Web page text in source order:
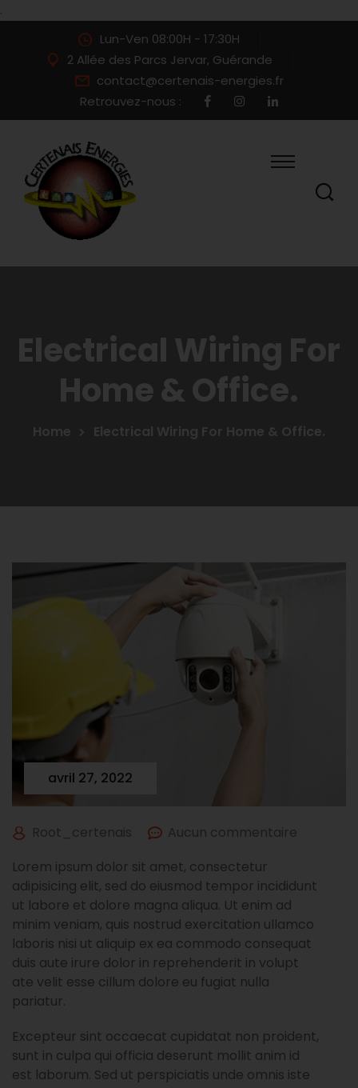
.
Lun-Ven 08:00H - 17:30H
2 Allée des Parcs Jervar, Guérande
contact@certenais-energies.fr
Retrouvez-nous :
Electrical Wiring For
Home & Office.
Home Electrical Wiring For Home & Office.
avril 27, 2022
Root_certenais
Aucun commentaire
Lorem ipsum dolor sit amet, consectetur
adipisicing elit, sed do eiusmod tempor incididunt
ut labore et dolore magna aliqua. Ut enim ad
minim veniam, quis nostrud exercitation ullamco
laboris nisi ut aliquip ex ea commodo consequat
duis aute irure dolor in reprehenderit in volupt
ate velit esse cillum dolore eu fugiat nulla
pariatur.
Excepteur sint occaecat cupidatat non proident,
sunt in culpa qui officia deserunt mollit anim id
est laborum. Sed ut perspiciatis unde omnis iste